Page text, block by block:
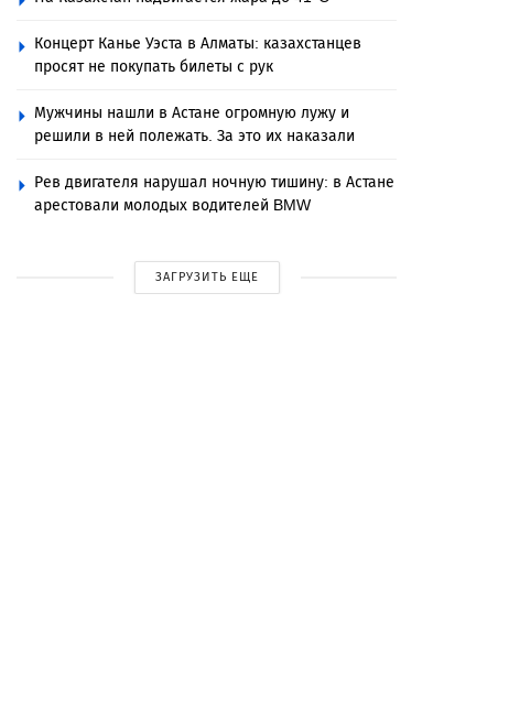
Концерт Канье Уэста в Алматы: казахстанцев
просят не покупать билеты с рук
Мужчины нашли в Астане огромную лужу и
решили в ней полежать. За это их наказали
Рев двигателя нарушал ночную тишину: в Астане
арестовали молодых водителей BMW
ЗАГРУЗИТЬ ЕЩЕ